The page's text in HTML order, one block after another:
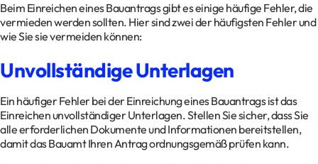
Beim Einreichen eines Bauantrags gibt es einige häufige Fehler, die
vermieden werden sollten. Hier sind zwei der häufigsten Fehler und
wie Sie sie vermeiden können:
Unvollständige Unterlagen
Ein häufiger Fehler bei der Einreichung eines Bauantrags ist das
Einreichen unvollständiger Unterlagen. Stellen Sie sicher, dass Sie
alle erforderlichen Dokumente und Informationen bereitstellen,
damit das Bauamt Ihren Antrag ordnungsgemäß prüfen kann.